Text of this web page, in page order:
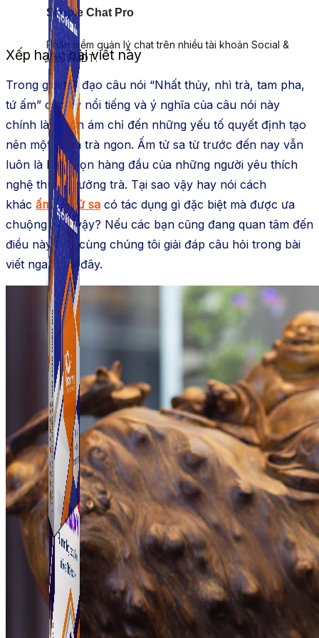
ATP Link
Tạo Bio Link nhanh chóng chỉ với vài click chuột
Simple Chat Pro
Phần mềm quản lý chat trên nhiều tài khoản Social &
sàn TMDT.
ATP Link
Tạo Bio Link nhanh chóng chỉ với vài click chuột
Xếp hạng bài viết này
Trong giới trà đạo câu nói “Nhất thủy, nhì trà, tam pha,
tứ ấm” cực kỳ nổi tiếng và ý nghĩa của câu nói này
chính là muốn ám chỉ đến những yếu tố quyết định tạo
nên một chén trà ngon. Ấm tử sa từ trước đến nay vẫn
luôn là lựa chọn hàng đầu của những người yêu thích
nghệ thuật thưởng trà. Tại sao vậy hay nói cách
khác ấm trà tử sa có tác dụng gì đặc biệt mà được ưa
chuộng như vậy? Nếu các bạn cũng đang quan tâm đến
điều này hãy cùng chúng tôi giải đáp câu hỏi trong bài
viết ngay sau đây.